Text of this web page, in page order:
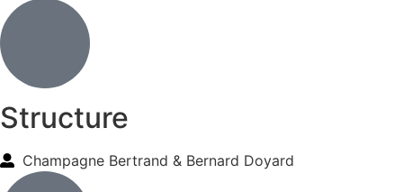
Structure
Champagne Bertrand & Bernard Doyard